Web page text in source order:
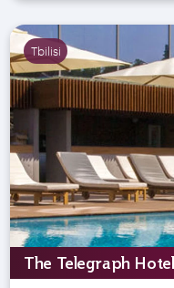
Tbilisi
The Telegraph Hotel